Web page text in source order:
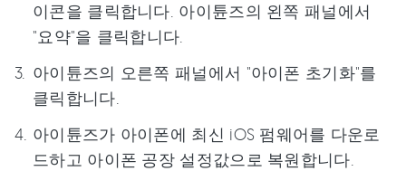
이콘을 클릭합니다. 아이튠즈의 왼쪽 패널에서
"요약"을 클릭합니다.
아이튠즈의 오른쪽 패널에서 "아이폰 초기화"를
클릭합니다.
아이튠즈가 아이폰에 최신 iOS 펌웨어를 다운로
드하고 아이폰 공장 설정값으로 복원합니다.